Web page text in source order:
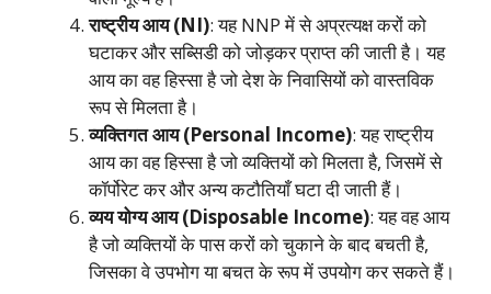
राष्ट्रीय आय (NI): यह NNP में से अप्रत्यक्ष करों को
घटाकर और सब्सिडी को जोड़कर प्राप्त की जाती है। यह
आय का वह हिस्सा है जो देश के निवासियों को वास्तविक
रूप से मिलता है।
व्यक्तिगत आय (Personal Income): यह राष्ट्रीय
आय का वह हिस्सा है जो व्यक्तियों को मिलता है, जिसमें से
कॉर्पोरेट कर और अन्य कटौतियाँ घटा दी जाती हैं।
व्यय योग्य आय (Disposable Income): यह वह आय
है जो व्यक्तियों के पास करों को चुकाने के बाद बचती है,
जिसका वे उपभोग या बचत के रूप में उपयोग कर सकते हैं।